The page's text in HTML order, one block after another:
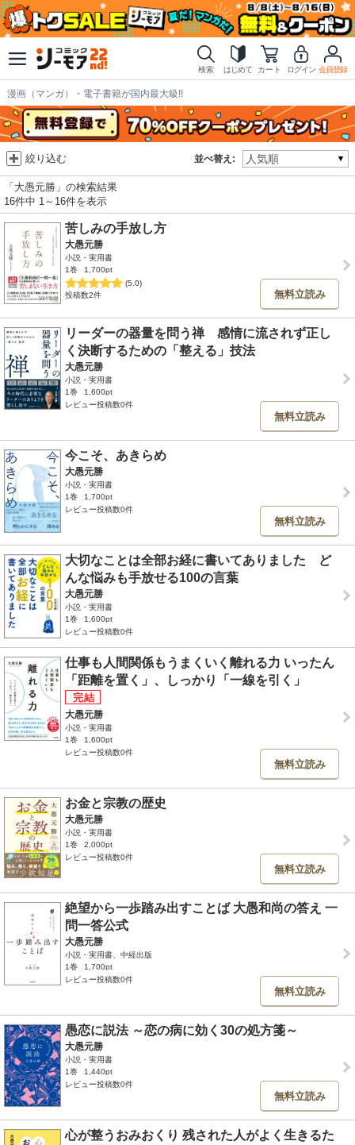
検索 はじめて カート ログイン 会員登録
漫画（マンガ）・電子書籍が国内最大級!!
並べ替え:
絞り込む
「大愚元勝」の検索結果
16件中 1～16件を表示
苦しみの手放し方
大愚元勝
小説・実用書
1巻
1,700pt
(5.0)
投稿数2件
無料立読み
リーダーの器量を問う禅 感情に流されず正し
く決断するための「整える」技法
大愚元勝
小説・実用書
1巻
1,600pt
レビュー投稿数0件
無料立読み
今こそ、あきらめ
大愚元勝
小説・実用書
1巻
1,700pt
レビュー投稿数0件
無料立読み
大切なことは全部お経に書いてありました ど
んな悩みも手放せる100の言葉
大愚元勝
小説・実用書
1巻
1,600pt
レビュー投稿数0件
仕事も人間関係もうまくいく離れる力 いったん
「距離を置く」、しっかり「一線を引く」
大愚元勝
小説・実用書
1巻
1,600pt
レビュー投稿数0件
無料立読み
お金と宗教の歴史
大愚元勝
小説・実用書
1巻
2,000pt
レビュー投稿数0件
無料立読み
絶望から一歩踏み出すことば 大愚和尚の答え 一
問一答公式
大愚元勝
小説・実用書、中経出版
1巻
1,700pt
レビュー投稿数0件
無料立読み
愚恋に説法 ～恋の病に効く30の処方箋～
大愚元勝
小説・実用書
1巻
1,440pt
レビュー投稿数0件
無料立読み
心が整うおみおくり 残された人がよく生きるた